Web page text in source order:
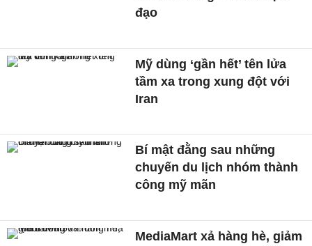
đạo
Mỹ dùng ‘gần hết’ tên lửa
tầm xa trong xung đột với
Iran
Bí mật đằng sau những
chuyến du lịch nhóm thành
công mỹ mãn
MediaMart xả hàng hè, giảm